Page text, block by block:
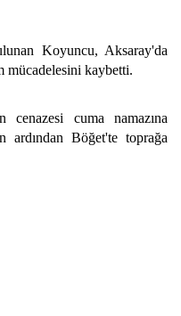
Koyuncu, Aksaray'da
mücadelesini kaybetti.
cuma namazına
ardından Böğet'te toprağa